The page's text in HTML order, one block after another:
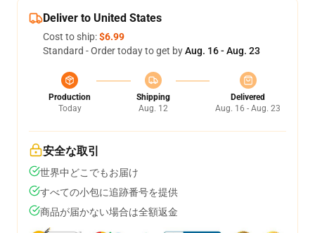
Deliver to United States
Cost to ship:$6.99
Standard - Order today to get byAug. 16 - Aug. 23
Production
Today
Shipping
Aug. 12
Delivered
Aug. 16 - Aug. 23
安全な取引
世界中どこでもお届け
すべての小包に追跡番号を提供
商品が届かない場合は全額返金